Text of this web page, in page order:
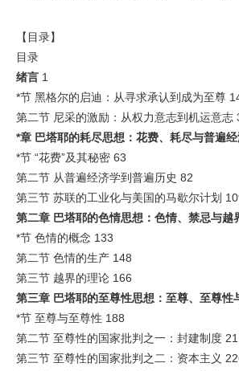
【目录】
目录
绪言 1
*节 黑格尔的启迪：从寻求承认到成为至尊
第二节 尼采的激励：从权力意志到机运意志
*章 巴塔耶的耗尽思想：花费、耗尽与普遍
*节 “花费”及其秘密 63
第二节 从普遍经济学到普遍历史 82
第三节 苏联的工业化与美国的马歇尔计划
第二章 巴塔耶的色情思想：色情、禁忌与越
*节 色情的概念 133
第二节 色情的生产 148
第三节 越界的理论 166
第三章 巴塔耶的至尊性思想：至尊、至尊性
*节 至尊与至尊性 188
第二节 至尊性的国家批判之一：封建制度
第三节 至尊性的国家批判之二：资本主义